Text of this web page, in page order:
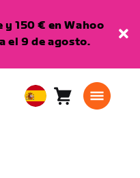
150 € en Wahoo
el 9 de agosto.
EuropeanCarro0